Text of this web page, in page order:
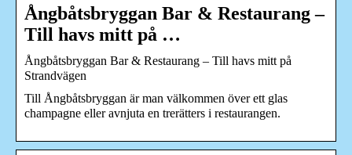
Ångbåtsbryggan Bar & Restaurang –
Till havs mitt på …
Ångbåtsbryggan Bar & Restaurang – Till havs mitt på
Strandvägen
Till Ångbåtsbryggan är man välkommen över ett glas
champagne eller avnjuta en trerätters i restaurangen.